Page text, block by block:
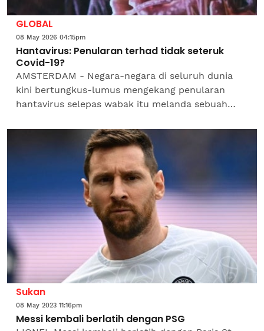
GLOBAL
08 May 2026 04:15pm
Hantavirus: Penularan terhad tidak seteruk
Covid-19?
AMSTERDAM - Negara-negara di seluruh dunia
kini bertungkus-lumus mengekang penularan
hantavirus selepas wabak itu melanda sebuah
Sedunia (WHO) cuba...
Sukan
08 May 2023 11:16pm
Messi kembali berlatih dengan PSG